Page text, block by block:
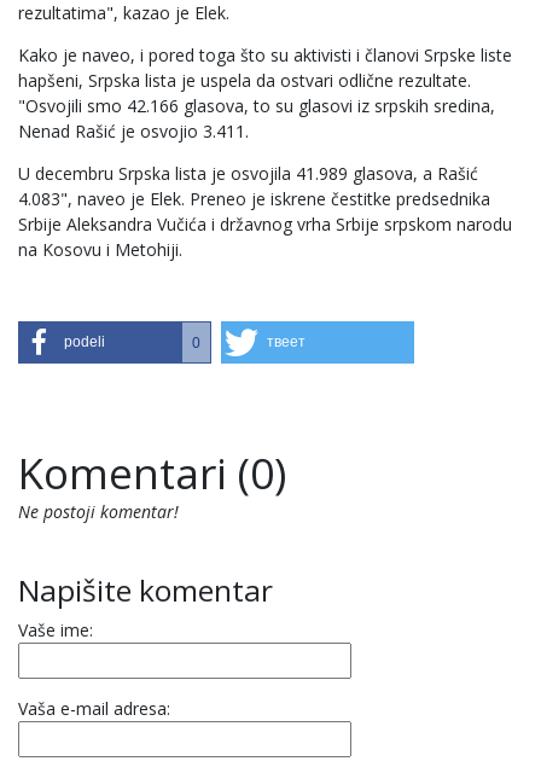
rezultatima", kazao je Elek.
Kako je naveo, i pored toga što su aktivisti i članovi Srpske liste
hapšeni, Srpska lista je uspela da ostvari odlične rezultate.
"Osvojili smo 42.166 glasova, to su glasovi iz srpskih sredina,
Nenad Rašić je osvojio 3.411.
U decembru Srpska lista je osvojila 41.989 glasova, a Rašić
4.083", naveo je Elek. Preneo je iskrene čestitke predsednika
Srbije Aleksandra Vučića i državnog vrha Srbije srpskom narodu
na Kosovu i Metohiji.
podeli 0 твеет
Komentari (0)
Ne postoji komentar!
Napišite komentar
Vaše ime:
Vaša e-mail adresa: